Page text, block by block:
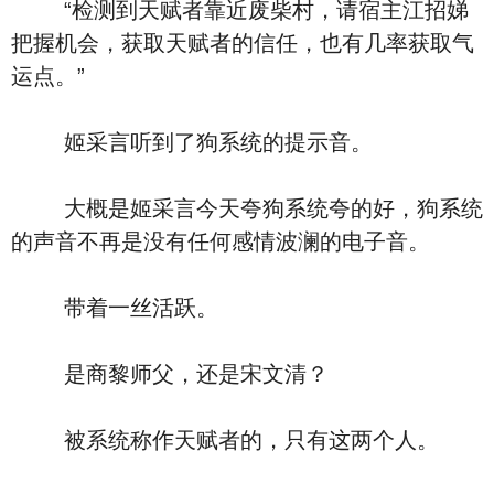
“检测到天赋者靠近废柴村，请宿主江招娣
把握机会，获取天赋者的信任，也有几率获取气
运点。”
姬采言听到了狗系统的提示音。
大概是姬采言今天夸狗系统夸的好，狗系统
的声音不再是没有任何感情波澜的电子音。
带着一丝活跃。
是商黎师父，还是宋文清？
被系统称作天赋者的，只有这两个人。